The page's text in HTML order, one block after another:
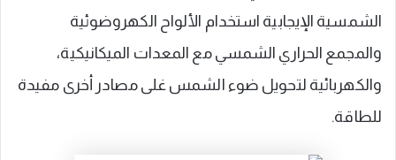
الشمسية الإيجابية استخدام الألواح الكهروضوئية
والمجمع الحراري الشمسي مع المعدات الميكانيكية،
والكهربائية لتحويل ضوء الشمس غلى مصادر أخرى مفيدة
للطاقة.